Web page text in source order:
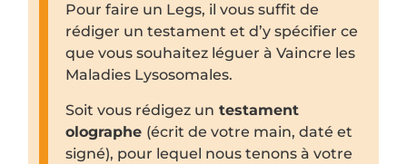
Pour faire un Legs, il vous suffit de
rédiger un testament et d’y spécifier ce
que vous souhaitez léguer à Vaincre les
Maladies Lysosomales.
Soit vous rédigez un testament
olographe (écrit de votre main, daté et
signé), pour lequel nous tenons à votre